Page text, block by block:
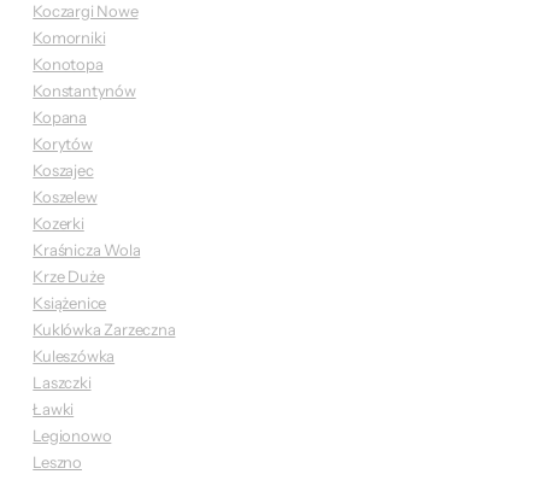
Koczargi Nowe
Komorniki
Konotopa
Konstantynów
Kopana
Korytów
Koszajec
Koszelew
Kozerki
Kraśnicza Wola
Krze Duże
Książenice
Kuklówka Zarzeczna
Kuleszówka
Laszczki
Ławki
Legionowo
Leszno